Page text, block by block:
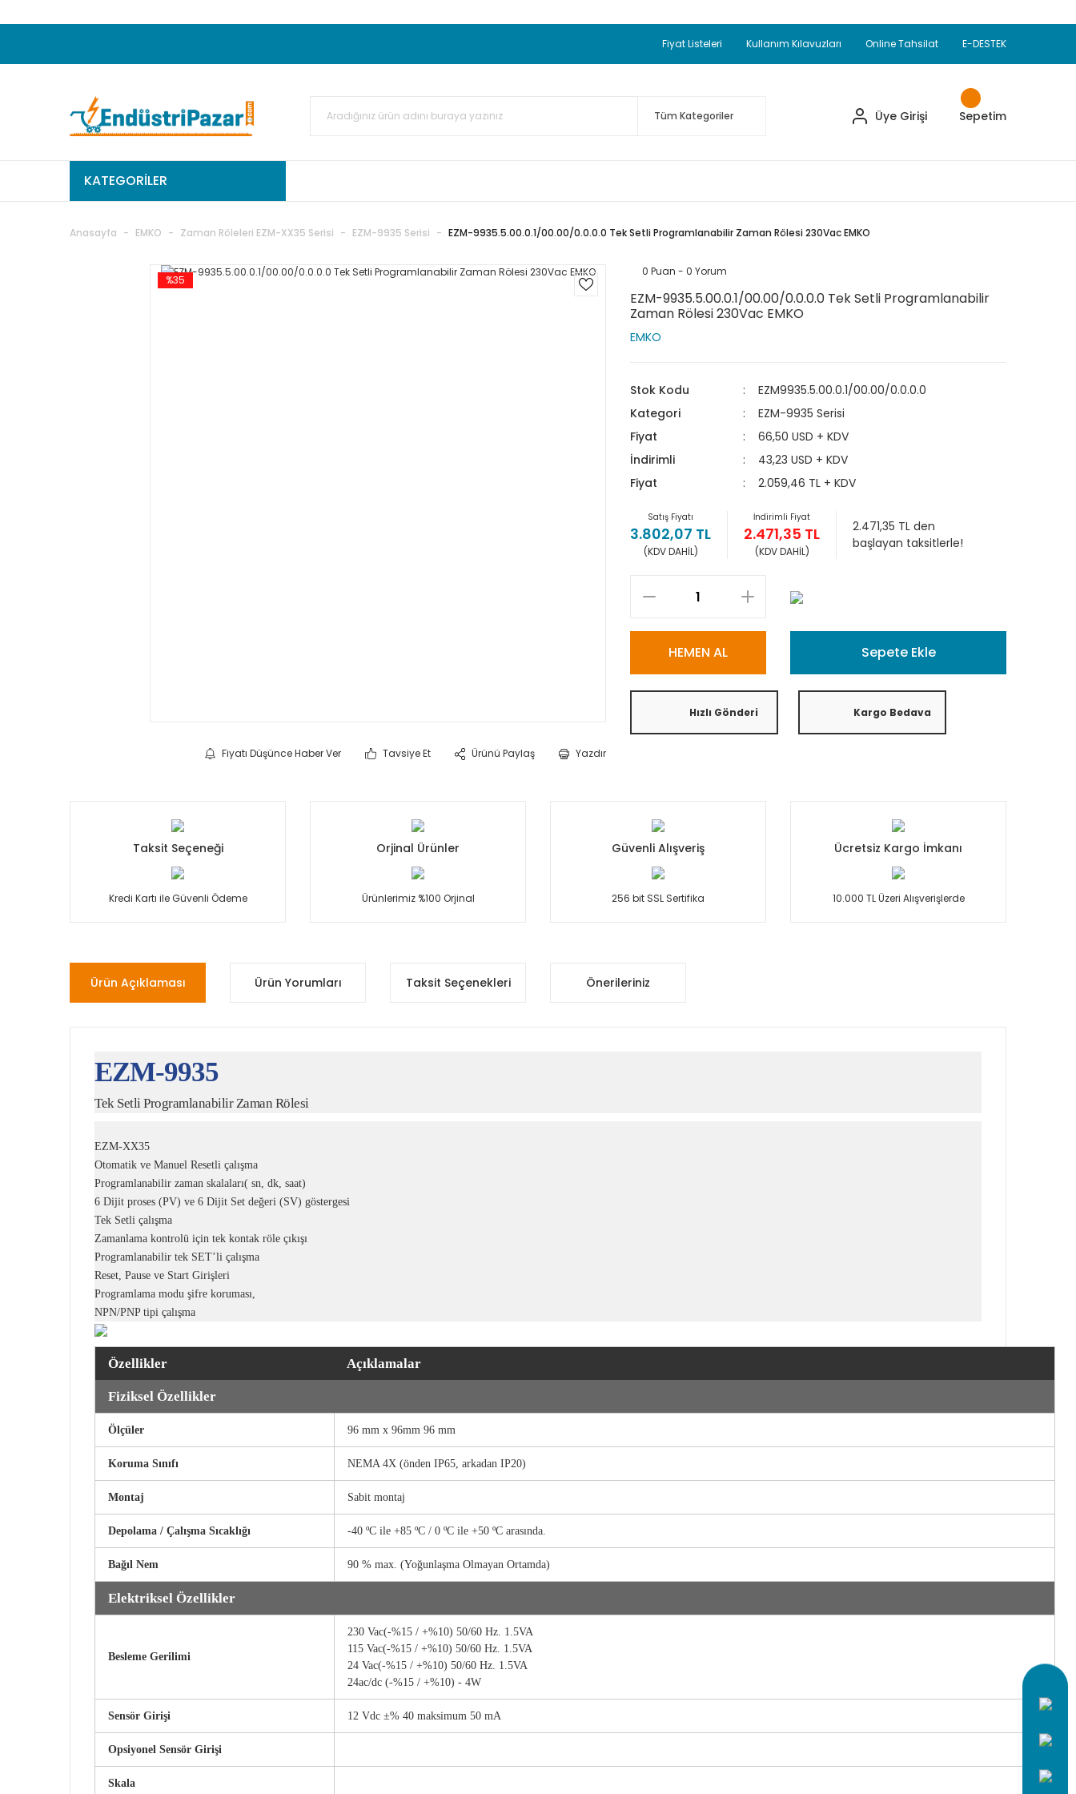
20.000TL ve Üzeri Alışverişlerinizde KARGO BEDAVATC Standart Bayonet J Tip Termokupul Ürünlerinde 50 Adet Alımlarda Sepette Ekstra %5 İskonto...
TC Standart Bayonet J Tip Termokupul Ürünlerinde 250 Adet Alımlarda Sepette
50.000,00TL ve Üzeri EMKO Ürünleri Alışverişlerinizde Sepette
Fiyat Listeleri Kullanım Kılavuzları Online Tahsilat E-DESTEK
Üye Girişi Sepetim
KATEGORİLER
Anasayfa EMKO Zaman Röleleri EZM-XX35 Serisi EZM-9935 Serisi EZM-9935.5.00.0.1/00.00/0.0.0.0 Tek Setli Programlanabilir Zaman Rölesi 230Vac EMKO
%35
Fiyatı Düşünce Haber Ver Tavsiye Et Ürünü Paylaş Yazdır
0 Puan - 0 Yorum
EZM-9935.5.00.0.1/00.00/0.0.0.0 Tek Setli Programlanabilir
Zaman Rölesi 230Vac EMKO
EMKO
Stok Kodu
EZM9935.5.00.0.1/00.00/0.0.0.0
Kategori
EZM-9935 Serisi
Fiyat
66,50 USD + KDV
İndirimli
43,23 USD + KDV
Fiyat
2.059,46 TL + KDV
Satış Fiyatı
3.802,07 TL
(KDV DAHİL)
İndirimli Fiyat
2.471,35 TL
(KDV DAHİL)
2.471,35 TL den
başlayan taksitlerle!
HEMEN AL Sepete Ekle
Hızlı Gönderi Kargo Bedava
Taksit Seçeneği
Kredi Kartı ile Güvenli Ödeme
Orjinal Ürünler
Ürünlerimiz %100 Orjinal
Güvenli Alışveriş
256 bit SSL Sertifika
Ücretsiz Kargo İmkanı
10.000 TL Üzeri Alışverişlerde
Ürün Açıklaması Ürün Yorumları Taksit Seçenekleri Önerileriniz
EZM-9935
Tek Setli Programlanabilir Zaman Rölesi
EZM-XX35
Otomatik ve Manuel Resetli çalışma
Programlanabilir zaman skalaları( sn, dk, saat)
6 Dijit proses (PV) ve 6 Dijit Set değeri (SV) göstergesi
Tek Setli çalışma
Zamanlama kontrolü için tek kontak röle çıkışı
Programlanabilir tek SET’li çalışma
Reset, Pause ve Start Girişleri
Programlama modu şifre koruması,
NPN/PNP tipi çalışma
Özellikler Açıklamalar
Fiziksel Özellikler
Ölçüler 96 mm x 96mm 96 mm
Koruma Sınıfı NEMA 4X (önden IP65, arkadan IP20)
Montaj Sabit montaj
Depolama / Çalışma Sıcaklığı -40 ºC ile +85 ºC / 0 ºC ile +50 ºC arasında.
Bağıl Nem 90 % max. (Yoğunlaşma Olmayan Ortamda)
Elektriksel Özellikler
Besleme Gerilimi
230 Vac(-%15 / +%10) 50/60 Hz. 1.5VA
115 Vac(-%15 / +%10) 50/60 Hz. 1.5VA
24 Vac(-%15 / +%10) 50/60 Hz. 1.5VA
24ac/dc (-%15 / +%10) - 4W
Sensör Girişi 12 Vdc ±% 40 maksimum 50 mA
Opsiyonel Sensör Girişi
Skala